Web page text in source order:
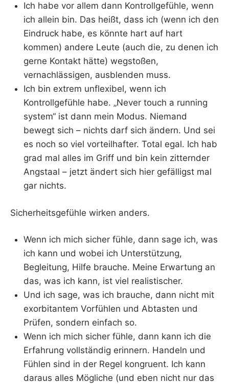
Ich habe vor allem dann Kontrollgefühle, wenn
ich allein bin. Das heißt, dass ich (wenn ich den
Eindruck habe, es könnte hart auf hart
kommen) andere Leute (auch die, zu denen ich
gerne Kontakt hätte) wegstoßen,
vernachlässigen, ausblenden muss.
Ich bin extrem unflexibel, wenn ich
Kontrollgefühle habe. „Never touch a running
system“ ist dann mein Modus. Niemand
bewegt sich – nichts darf sich ändern. Und sei
es noch so viel vorteilhafter. Total egal. Ich hab
grad mal alles im Griff und bin kein zitternder
Angstaal – jetzt ändert sich hier gefälligst mal
gar nichts.
Sicherheitsgefühle wirken anders.
Wenn ich mich sicher fühle, dann sage ich, was
ich kann und wobei ich Unterstützung,
Begleitung, Hilfe brauche. Meine Erwartung an
das, was ich kann, ist viel realistischer.
Und ich sage, was ich brauche, dann nicht mit
exorbitantem Vorfühlen und Abtasten und
Prüfen, sondern einfach so.
Wenn ich mich sicher fühle, dann kann ich die
Erfahrung vollständig erinnern. Handeln und
Fühlen sind in der Regel kongruent. Ich kann
daraus alles Mögliche (und eben nicht nur das